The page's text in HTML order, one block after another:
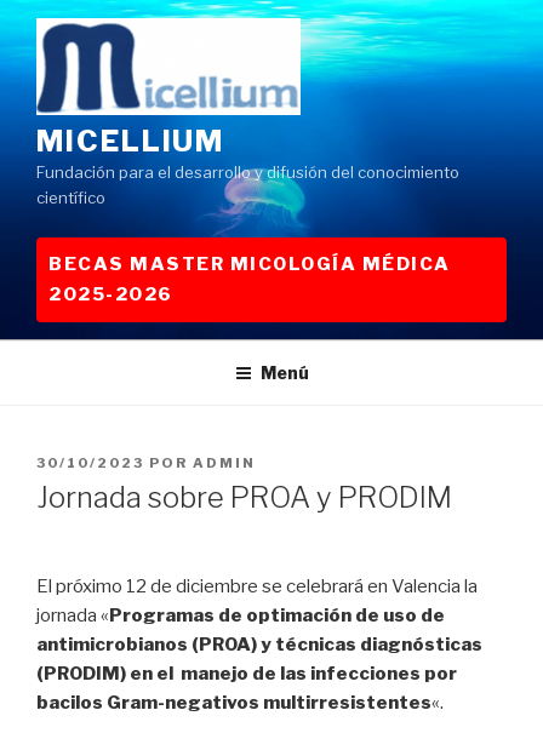
Saltar
al
contenido
MICELLIUM
Fundación para el desarrollo y difusión del conocimiento
científico
BECAS MASTER MICOLOGÍA MÉDICA
2025-2026
Menú
PUBLICADO
EL
30/10/2023 POR ADMIN
Jornada sobre PROA y PRODIM
El próximo 12 de diciembre se celebrará en Valencia la
jornada «Programas de optimación de uso de
antimicrobianos (PROA) y técnicas diagnósticas
(PRODIM) en el manejo de las infecciones por
bacilos Gram-negativos multirresistentes«.